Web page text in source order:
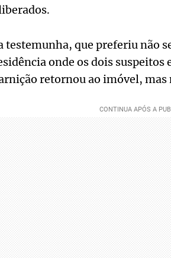
testemunha, que preferiu não
onde os dois
retornou ao imóvel, mas